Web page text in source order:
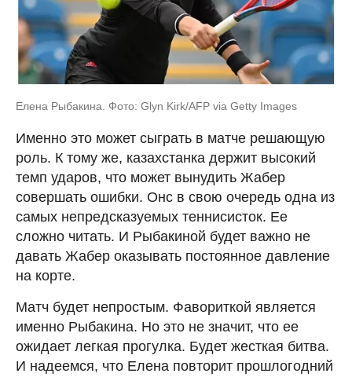
Елена Рыбакина. Фото: Glyn Kirk/AFP via Getty Images
Именно это может сыграть в матче решающую
роль. К тому же, казахстанка держит высокий
темп ударов, что может вынудить Жабер
совершать ошибки. Онс в свою очередь одна из
самых непредсказуемых теннисисток. Ее
сложно читать. И Рыбакиной будет важно не
давать Жабер оказывать постоянное давление
на корте.
Матч будет непростым. Фавориткой является
именно Рыбакина. Но это не значит, что ее
ожидает легкая прогулка. Будет жесткая битва.
И надеемся, что Елена повторит прошлогодний